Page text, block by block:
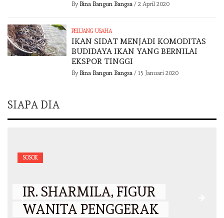
By Bina Bangun Bangsa/ 2 April 2020
PELUANG USAHA
IKAN SIDAT MENJADI KOMODITAS
BUDIDAYA IKAN YANG BERNILAI
EKSPOR TINGGI
By Bina Bangun Bangsa/ 15 Januari 2020
SIAPA DIA
SOSOK
IR. SHARMILA, FIGUR
WANITA PENGGERAK